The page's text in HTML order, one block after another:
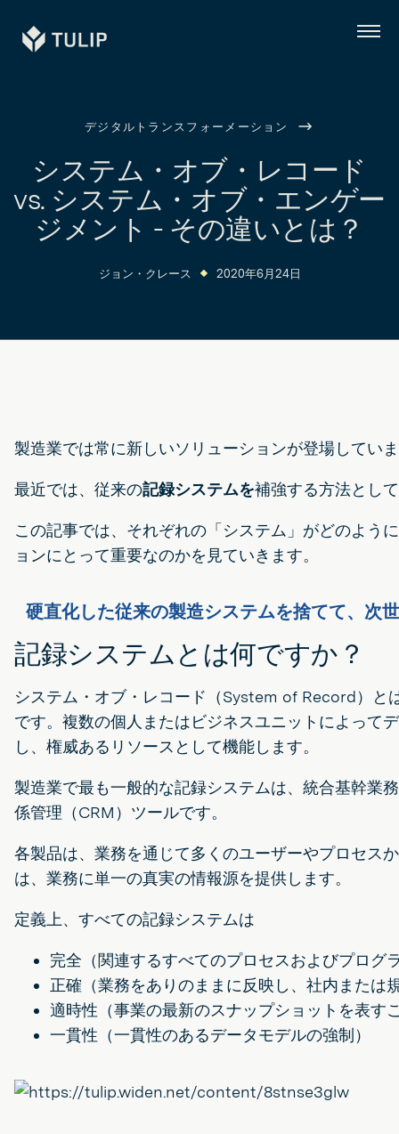
Tulip
メ
デジタルトランスフォーメーション
システム・オブ・レコード
vs. システム・オブ・エンゲー
ジメント - その違いとは？
ジョン・クレース 2020年6月24日
製造業では常に新しいソリューションが登場してい
最近では、従来の記録システムを補強する方法とし
この記事では、それぞれの「システム」がどのよう
ョンにとって重要なのかを見ていきます。
硬直化した従来の製造システムを捨てて、次
記録システムとは何ですか？
システム・オブ・レコード（System of Record）と
です。複数の個人またはビジネスユニットによって
し、権威あるリソースとして機能します。
製造業で最も一般的な記録システムは、統合基幹業
係管理（CRM）ツールです。
各製品は、業務を通じて多くのユーザーやプロセス
は、業務に単一の真実の情報源を提供します。
定義上、すべての記録システムは
完全（関連するすべてのプロセスおよびプログ
正確（業務をありのままに反映し、社内または
適時性（事業の最新のスナップショットを表す
一貫性（一貫性のあるデータモデルの強制）